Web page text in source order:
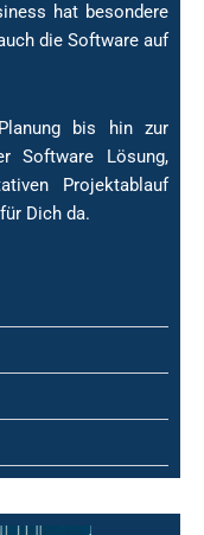
hat besondere
die Software auf
bis hin zur
Software Lösung,
Projektablauf
Dich da.